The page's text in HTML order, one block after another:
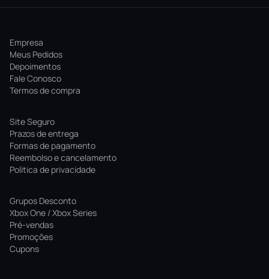
Empresa
Meus Pedidos
Depoimentos
Fale Conosco
Termos de compra
Site Seguro
Prazos de entrega
Formas de pagamento
Reembolso e cancelamento
Politica de privacidade
Grupos Desconto
Xbox One / Xbox Series
Pré-vendas
Promoções
Cupons